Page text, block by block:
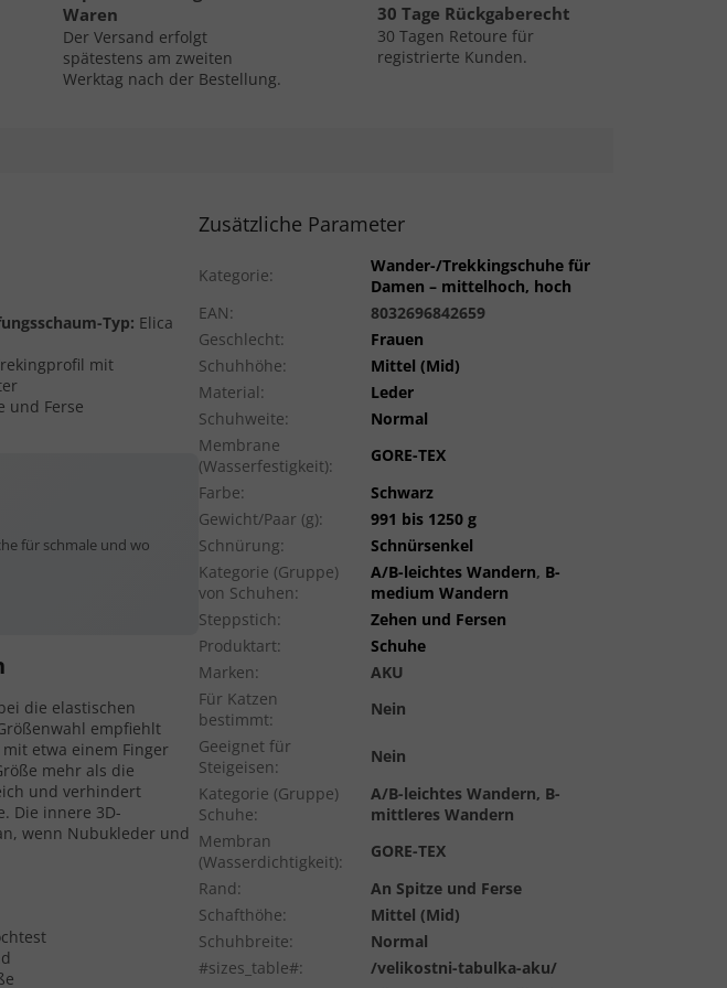
Waren
Der Versand erfolgt
spätestens am zweiten
Werktag nach der Bestellung.
30 Tage Rückgaberecht
30 Tagen Retoure für
registrierte Kunden.
Typ: Elica
mit
und Ferse
für schmale und wo
die elastischen
empfiehlt
etwa einem Finger
mehr als die
und verhindert
Die innere 3D-
wenn Nubukleder und
Zusätzliche Parameter
Kategorie:
Wander-/Trekkingschuhe für
Damen – mittelhoch, hoch
EAN:
8032696842659
Geschlecht:
Frauen
Schuhhöhe:
Mittel (Mid)
Material:
Leder
Schuhweite:
Normal
Membrane
(Wasserfestigkeit):
GORE-TEX
Farbe:
Schwarz
Gewicht/Paar (g):
991 bis 1250 g
Schnürung:
Schnürsenkel
Kategorie (Gruppe)
von Schuhen:
A/B-leichtes Wandern, B-
medium Wandern
Steppstich:
Zehen und Fersen
Produktart:
Schuhe
Marken:
AKU
Für Katzen
bestimmt:
Nein
Geeignet für
Steigeisen:
Nein
Kategorie (Gruppe)
Schuhe:
A/B-leichtes Wandern, B-
mittleres Wandern
Membran
(Wasserdichtigkeit):
GORE-TEX
Rand:
An Spitze und Ferse
Schafthöhe:
Mittel (Mid)
Schuhbreite:
Normal
#sizes_table#:
/velikostni-tabulka-aku/